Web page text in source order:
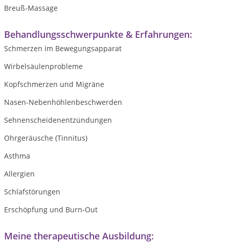
Breuß-Massage
Behandlungsschwerpunkte & Erfahrungen:
Schmerzen im Bewegungsapparat
Wirbelsäulenprobleme
Kopfschmerzen und Migräne
Nasen-Nebenhöhlenbeschwerden
Sehnenscheidenentzündungen
Ohrgeräusche (Tinnitus)
Asthma
Allergien
Schlafstörungen
Erschöpfung und Burn-Out
Meine therapeutische Ausbildung: